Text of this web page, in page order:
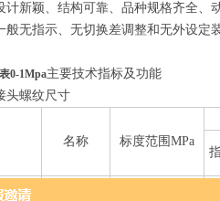
计新颖、结构可靠、品种规格齐全
无指示、无切换差调整和无外设定
0-1Mpa主要技术指标及功能
头螺纹尺寸
名称 标度范围MPa